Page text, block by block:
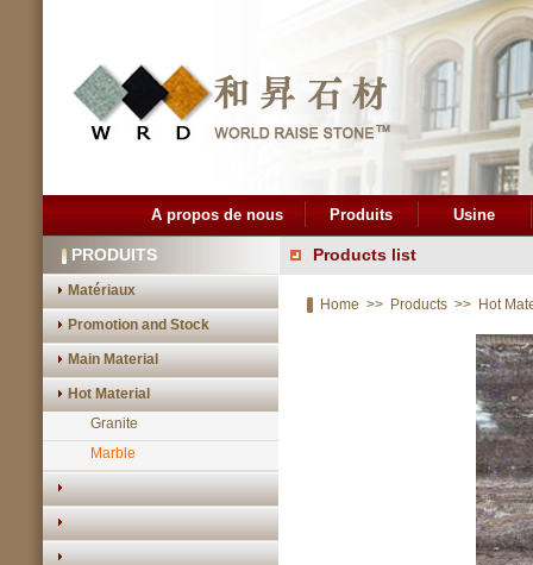
A propos de nous Produits Usine
PRODUITS
Matériaux
Promotion and Stock
Main Material
Hot Material
Granite
Marble
Products list
Home >> Products>> Hot